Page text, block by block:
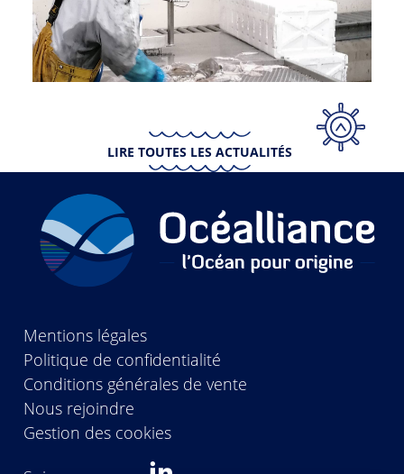
LIRE TOUTES LES ACTUALITÉS
Mentions légales
Politique de confidentialité
Conditions générales de vente
Nous rejoindre
Gestion des cookies